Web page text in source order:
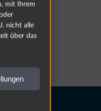
mit Ihrem
nicht alle
über das